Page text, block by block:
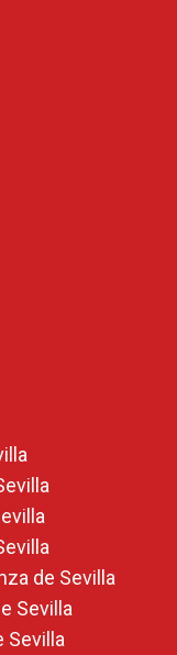
de Sevilla
Sevilla
Sevilla